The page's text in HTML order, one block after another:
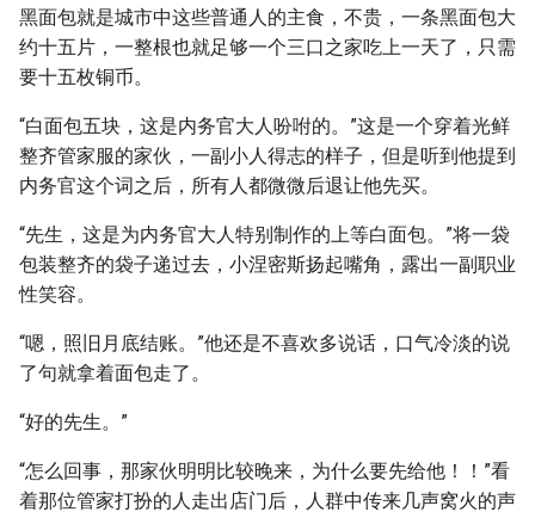
黑面包就是城市中这些普通人的主食，不贵，一条黑面包大
约十五片，一整根也就足够一个三口之家吃上一天了，只需
要十五枚铜币。
“白面包五块，这是内务官大人吩咐的。”这是一个穿着光鲜
整齐管家服的家伙，一副小人得志的样子，但是听到他提到
内务官这个词之后，所有人都微微后退让他先买。
“先生，这是为内务官大人特别制作的上等白面包。”将一袋
包装整齐的袋子递过去，小涅密斯扬起嘴角，露出一副职业
性笑容。
“嗯，照旧月底结账。”他还是不喜欢多说话，口气冷淡的说
了句就拿着面包走了。
“好的先生。”
“怎么回事，那家伙明明比较晚来，为什么要先给他！！”看
着那位管家打扮的人走出店门后，人群中传来几声窝火的声